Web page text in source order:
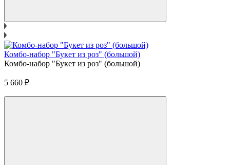
Комбо-набор "Букет из роз" (большой)
Комбо-набор "Букет из роз" (большой)
5 660 ₽